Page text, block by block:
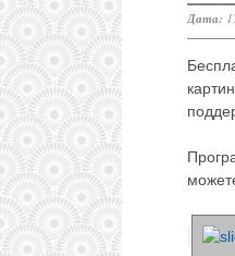
Дата: